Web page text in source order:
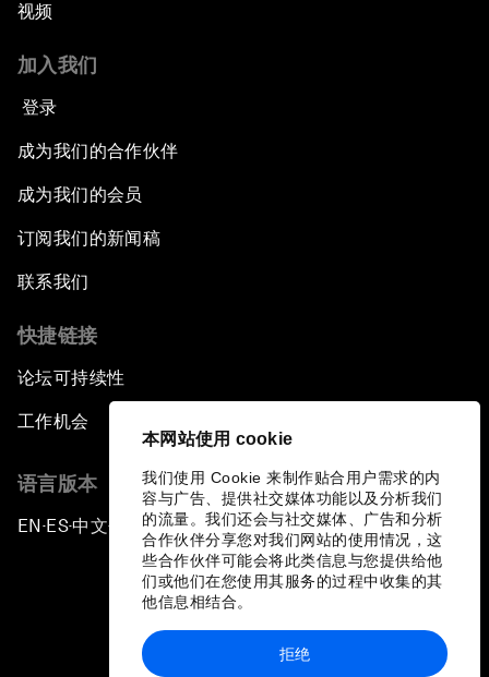
本网站使用 cookie
我们使用 Cookie 来制作贴合用户需求的内
容与广告、提供社交媒体功能以及分析我们
的流量。我们还会与社交媒体、广告和分析
合作伙伴分享您对我们网站的使用情况，这
些合作伙伴可能会将此类信息与您提供给他
们或他们在您使用其服务的过程中收集的其
他信息相结合。
拒绝
视频
加入我们
登录
成为我们的合作伙伴
成为我们的会员
订阅我们的新闻稿
联系我们
快捷链接
论坛可持续性
工作机会
语言版本
EN ▪ ES▪中文▪ 日本語